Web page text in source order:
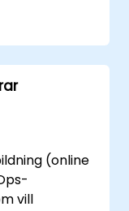
på
(online
vill